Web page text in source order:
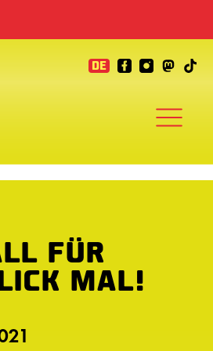
DE
FÜR
MAL!